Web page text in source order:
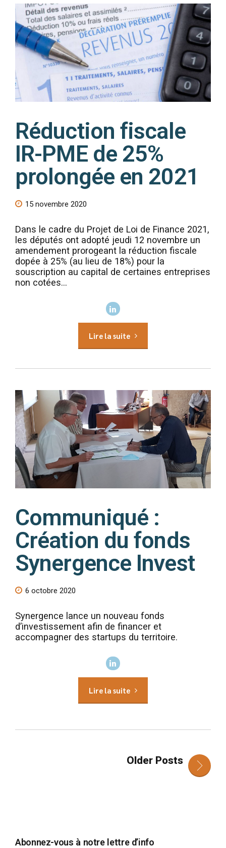
Réduction fiscale
IR-PME de 25%
prolongée en 2021
15 novembre 2020
Dans le cadre du Projet de Loi de Finance 2021,
les députés ont adopté jeudi 12 novembre un
amendement prorogeant la réduction fiscale
dopée à 25% (au lieu de 18%) pour la
souscription au capital de certaines entreprises
non cotées...
Lire la suite
Communiqué :
Création du fonds
Synergence Invest
6 octobre 2020
Synergence lance un nouveau fonds
d’investissement afin de financer et
accompagner des startups du territoire.
Lire la suite
Older Posts
Abonnez-vous à notre lettre d’info